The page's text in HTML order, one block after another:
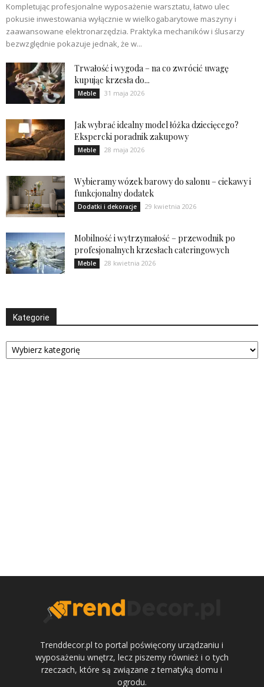
Kompletując profesjonalne wyposażenie warsztatu, łatwo ulec
pokusie inwestowania wyłącznie w wielkogabarytowe maszyny i
zaawansowane elektronarzędzia. Praktyka mechaników i ślusarzy
bezwzględnie pokazuje jednak, że w...
Trwałość i wygoda – na co zwrócić uwagę
kupując krzesła do...
Meble 31 maja 2026
Jak wybrać idealny model łóżka dziecięcego?
Ekspercki poradnik zakupowy
Meble 28 maja 2026
Wybieramy wózek barowy do salonu – ciekawy i
funkcjonalny dodatek
Dodatki i dekoracje 29 kwietnia 2026
Mobilność i wytrzymałość – przewodnik po
profesjonalnych krzesłach cateringowych
Meble 28 kwietnia 2026
Kategorie
Kategorie
Trenddecor.pl to portal poświęcony urządzaniu i
wyposażeniu wnętrz, lecz piszemy również i o tych
rzeczach, które są związane z tematyką domu i
ogrodu.